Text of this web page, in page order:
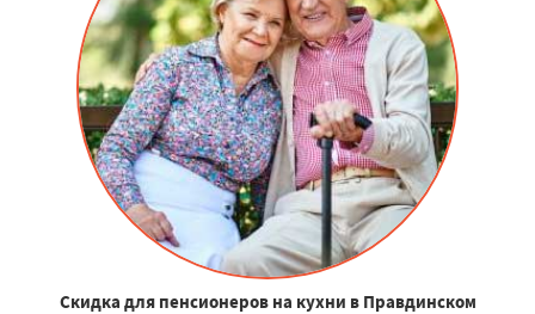
Скидка для пенсионеров на кухни в Правдинском